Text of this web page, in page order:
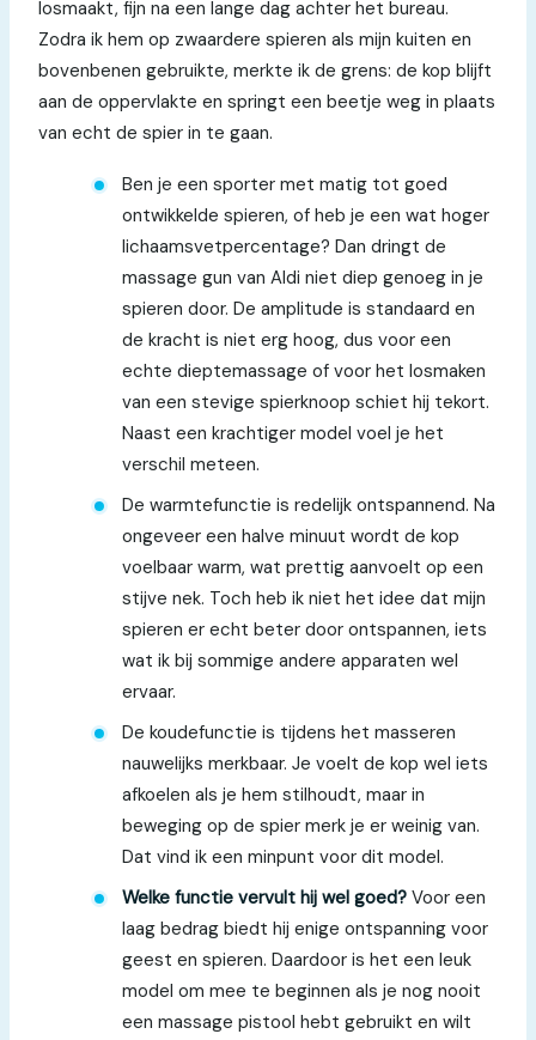
losmaakt, fijn na een lange dag achter het bureau.
Zodra ik hem op zwaardere spieren als mijn kuiten en
bovenbenen gebruikte, merkte ik de grens: de kop blijft
aan de oppervlakte en springt een beetje weg in plaats
van echt de spier in te gaan.
Ben je een sporter met matig tot goed
ontwikkelde spieren, of heb je een wat hoger
lichaamsvetpercentage? Dan dringt de
massage gun van Aldi niet diep genoeg in je
spieren door. De amplitude is standaard en
de kracht is niet erg hoog, dus voor een
echte dieptemassage of voor het losmaken
van een stevige spierknoop schiet hij tekort.
Naast een krachtiger model voel je het
verschil meteen.
De warmtefunctie is redelijk ontspannend. Na
ongeveer een halve minuut wordt de kop
voelbaar warm, wat prettig aanvoelt op een
stijve nek. Toch heb ik niet het idee dat mijn
spieren er echt beter door ontspannen, iets
wat ik bij sommige andere apparaten wel
ervaar.
De koudefunctie is tijdens het masseren
nauwelijks merkbaar. Je voelt de kop wel iets
afkoelen als je hem stilhoudt, maar in
beweging op de spier merk je er weinig van.
Dat vind ik een minpunt voor dit model.
Welke functie vervult hij wel goed? Voor een
laag bedrag biedt hij enige ontspanning voor
geest en spieren. Daardoor is het een leuk
model om mee te beginnen als je nog nooit
een massage pistool hebt gebruikt en wilt